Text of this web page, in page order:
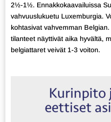
2½-1½. Ennakkokaavailuissa
vahvuuslukuetu Luxemburgia.
kohtasivat vahvemman
tilanteet näyttivät aika hyvältä,
belgiattaret veivät 1-3 voiton.